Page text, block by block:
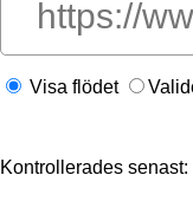
Visa flödet
Kontrollerades